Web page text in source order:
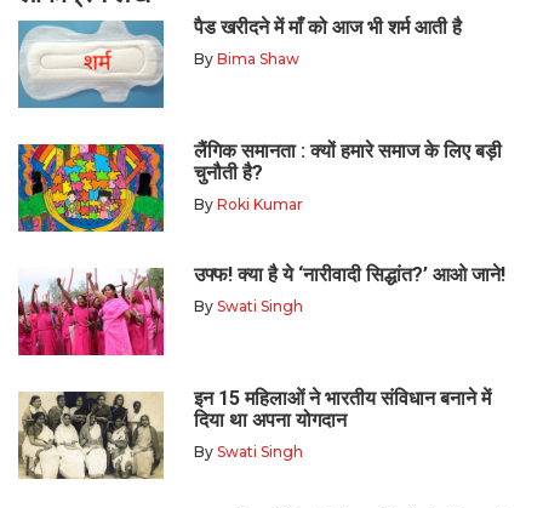
पैड खरीदने में माँ को आज भी शर्म आती है
By Bima Shaw
लैंगिक समानता : क्यों हमारे समाज के लिए बड़ी
चुनौती है?
By Roki Kumar
उफ्फ! क्या है ये ‘नारीवादी सिद्धांत?’ आओ जाने!
By Swati Singh
इन 15 महिलाओं ने भारतीय संविधान बनाने में
दिया था अपना योगदान
By Swati Singh